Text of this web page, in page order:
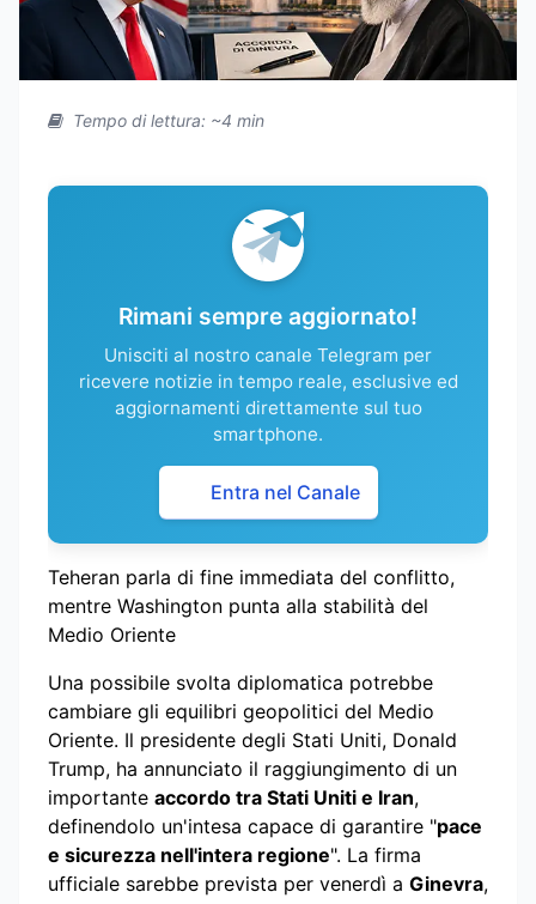
Tempo di lettura: ~4 min
Rimani sempre aggiornato!
Unisciti al nostro canale Telegram per
ricevere notizie in tempo reale, esclusive ed
aggiornamenti direttamente sul tuo
smartphone.
Entra nel Canale
Teheran parla di fine immediata del conflitto,
mentre Washington punta alla stabilità del
Medio Oriente
Una possibile svolta diplomatica potrebbe
cambiare gli equilibri geopolitici del Medio
Oriente. Il presidente degli Stati Uniti, Donald
Trump, ha annunciato il raggiungimento di un
importante accordo tra Stati Uniti e Iran,
definendolo un'intesa capace di garantire "pace
e sicurezza nell'intera regione". La firma
ufficiale sarebbe prevista per venerdì a Ginevra,